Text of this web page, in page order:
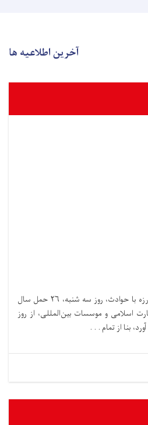
آخرین اطلاعیه ها
قرار است اداره ملی آمادگی مبارزه با حوادث،‌ روز سه شنبه، ۲۶ حمل سال
اسلامی و موسسات بین‌المللی، از روز
بنا از تمام . . .